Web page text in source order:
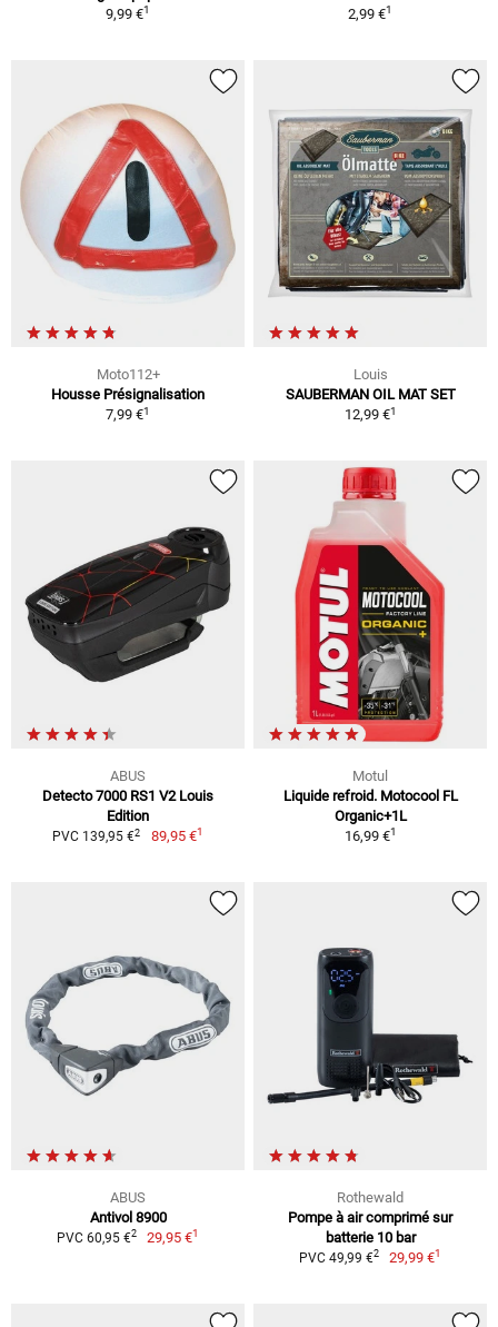
9,99 €1
2,99 €1
Moto112+
Housse Présignalisation
7,99 €1
Louis
SAUBERMAN OIL MAT SET
12,99 €1
ABUS
Detecto 7000 RS1 V2 Louis
Edition
PVC 139,95 €2 89,95 €1
Motul
Liquide refroid. Motocool FL
Organic+1L
16,99 €1
ABUS
Antivol 8900
PVC 60,95 €2 29,95 €1
Rothewald
Pompe à air comprimé sur
batterie 10 bar
PVC 49,99 €2 29,99 €1